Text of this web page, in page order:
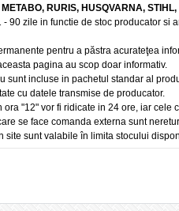
RURIS, HUSQVARNA,
90 zile in functie de stoc producator si
pentru a păstra acurateţea
pagina au scop doar informativ.
sunt incluse in pachetul standar al
cu datele transmise de producator.
"12" vor fi ridicate in 24 ore, iar cele
se face comanda externa sunt
site sunt valabile în limita stocului